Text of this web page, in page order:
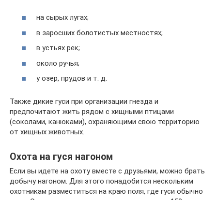
на сырых лугах;
в заросших болотистых местностях;
в устьях рек;
около ручья;
у озер, прудов и т. д.
Также дикие гуси при организации гнезда и
предпочитают жить рядом с хищными птицами
(соколами, канюками), охраняющими свою территорию
от хищных животных.
Охота на гуся нагоном
Если вы идете на охоту вместе с друзьями, можно брать
добычу нагоном. Для этого понадобится нескольким
охотникам разместиться на краю поля, где гуси обычно